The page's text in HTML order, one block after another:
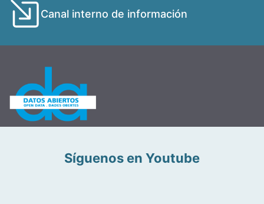
Canal interno de información
Síguenos en Youtube